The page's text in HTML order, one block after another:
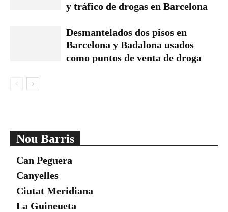
y tráfico de drogas en Barcelona
Desmantelados dos pisos en
Barcelona y Badalona usados
como puntos de venta de droga
Nou Barris
Can Peguera
Canyelles
Ciutat Meridiana
La Guineueta